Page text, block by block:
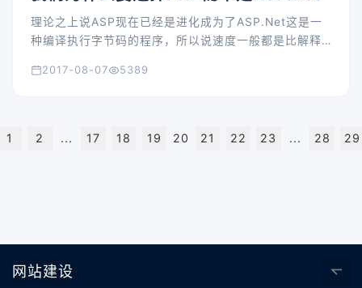
理论之上说ASP现在已经是进化成为了ASP.Net这是一
种编译执行字节码的程序，所以说速度一般都是比解释
编程语言开发的站点的访问速度是没有PHP理想的，这
2017-08-07 5389
1 2 ... 17 18 19 20 21 22 23 ... 28 29
网站建设